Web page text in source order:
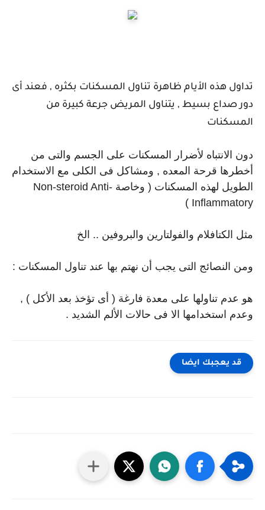
تداول هذه الأيام ظاهرة تناول المسكنات بكثره , فعند أى
دور صداع بسيط , يتناول المريض جرعة كبيرة من
المسكنات
دون الانتباه لأضرار المسكنات على الجسم والتى من
أخطرها قرحة المعده , ومشاكل فى الكلى مع الاستخدام
الطويل لهذه المسكنات ( وخاصة Non-steroid Anti-
Inflammatory )
مثل الكتافلام والفولتارين والبروفين .. الخ
ومن النصائج التى يجب أن نهتم بها عند تناول المسكنات :
هو عدم تناولها على معدة فارغة ( أى تؤخذ بعد الأكل ) ,
وعدم استخدامها الا فى حالات الألم الشديد .
قد يعجبك ايضا